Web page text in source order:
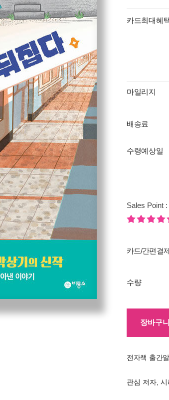
카드최대혜
마일리지
배송료
수령예상일
Sales Point :
카드/간편결
수량
장바구
전자책 출간
관심 저자,